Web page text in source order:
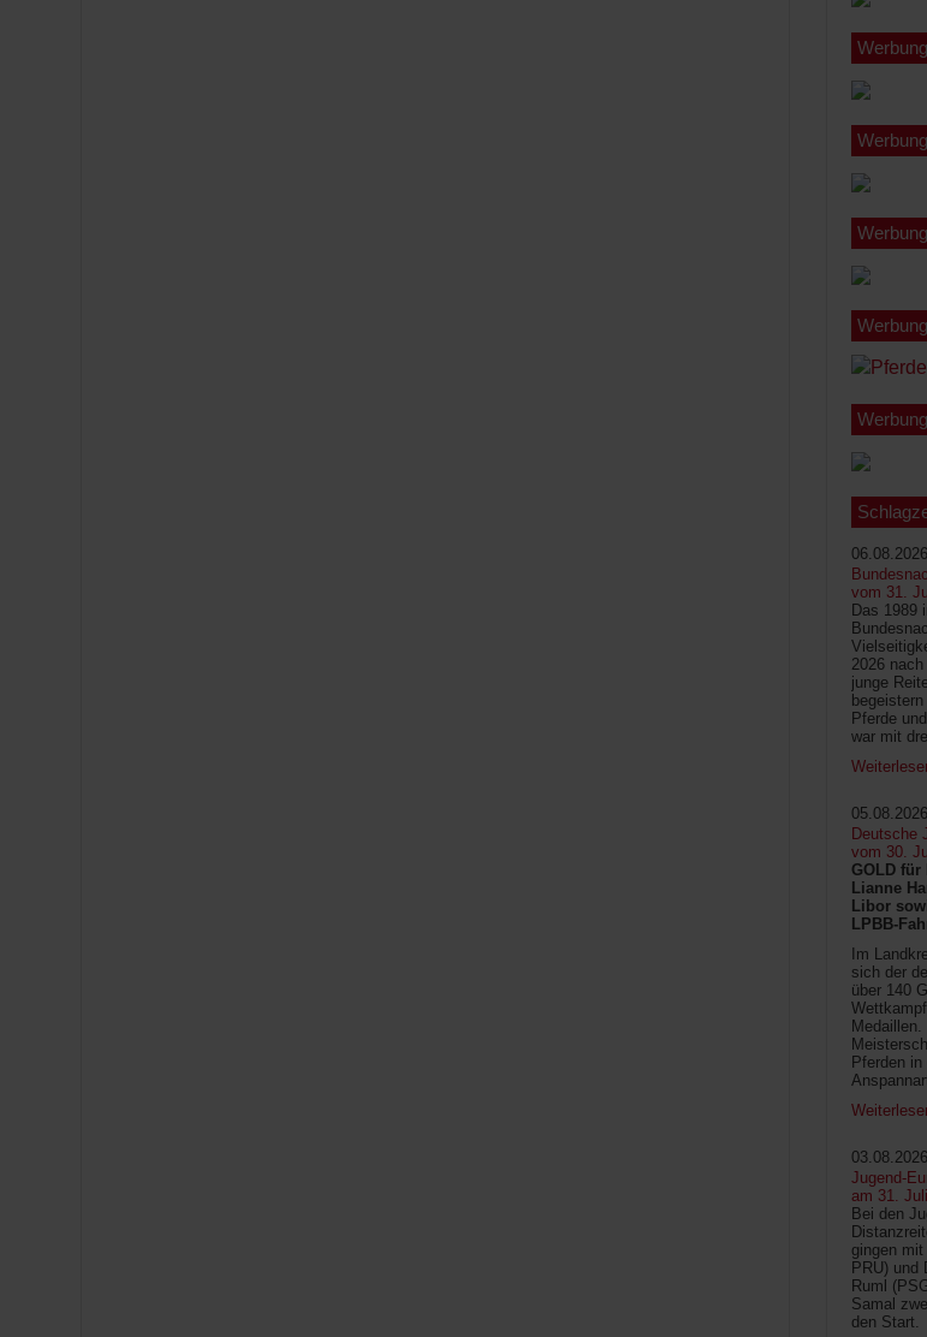
Werbung
Werbung
Werbung
Werbung
Werbung
vom 31.
Das 1989
2026
junge
Pferde
war mit
Deutsche
vom 30.
GOLD für
Lianne
Libor
LPBB-
Im
sich der
über 140
Pferden
Jugend-
am 31.
Bei den
gingen
PRU) und
Ruml
Samal
den Start.